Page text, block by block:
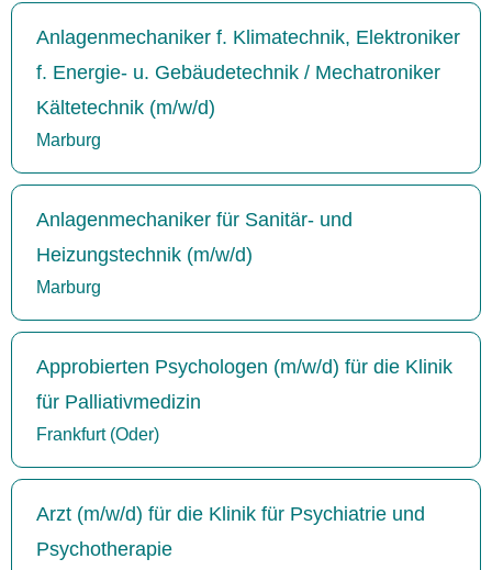
Anlagenmechaniker f. Klimatechnik, Elektroniker
f. Energie- u. Gebäudetechnik / Mechatroniker
Kältetechnik (m/w/d)
Marburg
Anlagenmechaniker für Sanitär- und
Heizungstechnik (m/w/d)
Marburg
Approbierten Psychologen (m/w/d) für die Klinik
für Palliativmedizin
Frankfurt (Oder)
Arzt (m/w/d) für die Klinik für Psychiatrie und
Psychotherapie